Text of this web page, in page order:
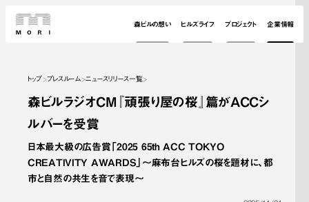
森ビルの想い ヒルズライフ プロジェクト 企業情報
トップ プレスルーム ニュースリリース一覧
森ビルラジオCM『頑張り屋の桜』篇がACCシ
ルバーを受賞
日本最大級の広告賞「2025 65th ACC TOKYO
CREATIVITY AWARDS」～麻布台ヒルズの桜を題材に、都
市と自然の共生を音で表現～